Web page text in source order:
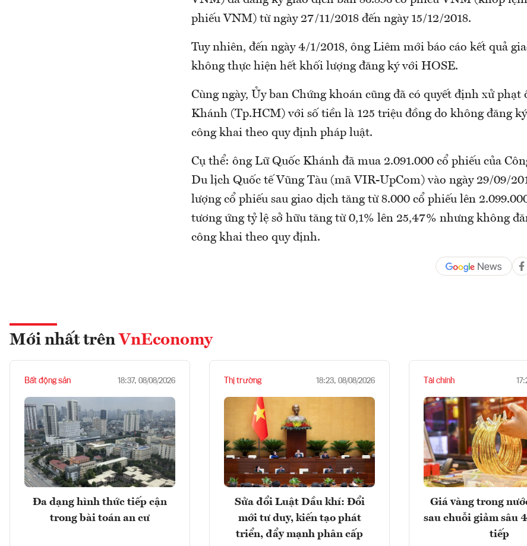
phiếu VNM) từ ngày 27/11/2018 đến ngày 15/12/2018.
Tuy nhiên, đến ngày 4/1/2018, ông Liêm mới báo cáo kết quả
không thực hiện hết khối lượng đăng ký với HOSE.
Cùng ngày, Ủy ban Chứng khoán cũng đã có quyết định xử phạt
Khánh (Tp.HCM) với số tiền là 125 triệu đồng do không đăng
công khai theo quy định pháp luật.
Cụ thể: ông Lữ Quốc Khánh đã mua 2.091.000 cổ phiếu của
Du lịch Quốc tế Vũng Tàu (mã VIR-UpCom) vào ngày 29/09/
lượng cổ phiếu sau giao dịch tăng từ 8.000 cổ phiếu lên
tương ứng tỷ lệ sở hữu tăng từ 0,1% lên 25,47% nhưng không
công khai theo quy định.
Mới nhất trên VnEconomy
Bất động sản 18:37, 08/08/2026
Đa dạng hình thức tiếp cận
trong bài toán an cư
Thị trường 18:23, 08/08/2026
Sửa đổi Luật Dầu khí: Đổi
mới tư duy, kiến tạo phát
triển, đẩy mạnh phân cấp
Tài chính
Giá vàng trong
sau chuỗi giảm sâu
tiếp